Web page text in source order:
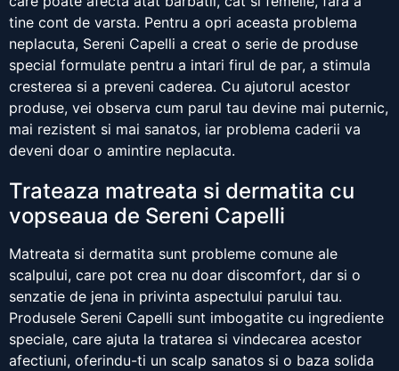
tine cont de varsta. Pentru a opri aceasta problema
neplacuta, Sereni Capelli a creat o serie de produse
special formulate pentru a intari firul de par, a stimula
cresterea si a preveni caderea. Cu ajutorul acestor
produse, vei observa cum parul tau devine mai puternic,
mai rezistent si mai sanatos, iar problema caderii va
deveni doar o amintire neplacuta.
Trateaza matreata si dermatita cu
vopseaua de Sereni Capelli
Matreata si dermatita sunt probleme comune ale
scalpului, care pot crea nu doar discomfort, dar si o
senzatie de jena in privinta aspectului parului tau.
Produsele Sereni Capelli sunt imbogatite cu ingrediente
speciale, care ajuta la tratarea si vindecarea acestor
afectiuni, oferindu-ti un scalp sanatos si o baza solida